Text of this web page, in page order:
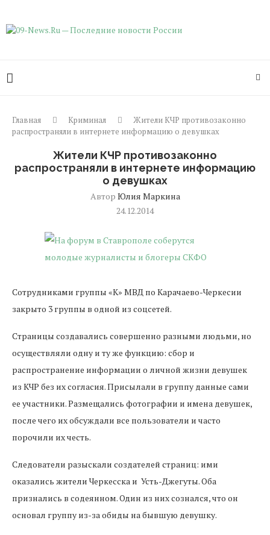
Главная Криминал
Жители КЧР противозаконно
распространяли в интернете информацию о девушках
Жители КЧР противозаконно
распространяли в интернете информацию
о девушках
Автор Юлия Маркина
24.12.2014
Сотрудниками группы «К» МВД по Карачаево-Черкесии
закрыто 3 группы в одной из соцсетей.
Страницы создавались совершенно разными людьми, но
осуществляли одну и ту же функцию: сбор и
распространение информации о личной жизни девушек
из КЧР без их согласия. Присылали в группу данные сами
ее участники. Размещались фотографии и имена девушек,
после чего их обсуждали все пользователи и часто
порочили их честь.
Следователи разыскали создателей страниц: ими
оказались жители Черкесска и Усть-Джегуты. Оба
признались в содеянном. Один из них сознался, что он
основал группу из-за обиды на бывшую девушку.